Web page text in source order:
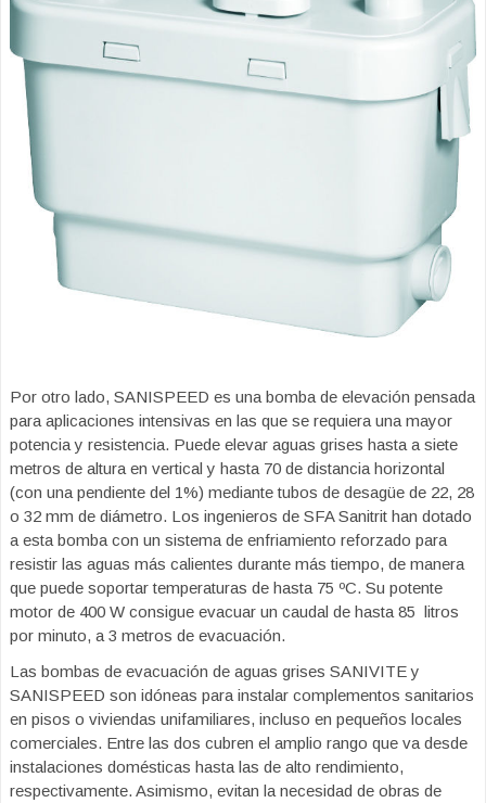
Por otro lado, SANISPEED es una bomba de elevación pensada
para aplicaciones intensivas en las que se requiera una mayor
potencia y resistencia. Puede elevar aguas grises hasta a siete
metros de altura en vertical y hasta 70 de distancia horizontal
(con una pendiente del 1%) mediante tubos de desagüe de 22, 28
o 32 mm de diámetro. Los ingenieros de SFA Sanitrit han dotado
a esta bomba con un sistema de enfriamiento reforzado para
resistir las aguas más calientes durante más tiempo, de manera
que puede soportar temperaturas de hasta 75 ºC. Su potente
motor de 400 W consigue evacuar un caudal de hasta 85 litros
por minuto, a 3 metros de evacuación.
Las bombas de evacuación de aguas grises SANIVITE y
SANISPEED son idóneas para instalar complementos sanitarios
en pisos o viviendas unifamiliares, incluso en pequeños locales
comerciales. Entre las dos cubren el amplio rango que va desde
instalaciones domésticas hasta las de alto rendimiento,
respectivamente. Asimismo, evitan la necesidad de obras de